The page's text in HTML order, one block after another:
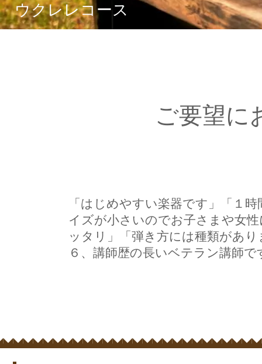
ウクレレコース
ご要望に
​ピアノコー
「はじめやすい楽器です」「１
イズが小さいのでお子さまや女
ッタリ」「弾き方には種類があ
６、講師歴の長いベテラン講師で